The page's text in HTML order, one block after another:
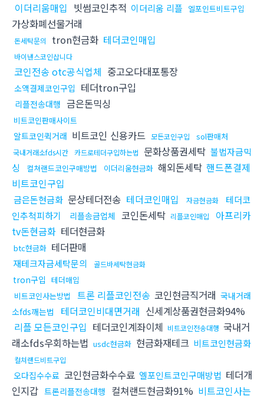
이더리움매입 빗썸코인추적 이더리움 리플 엘포인트비트구입
가상화폐선물거래
돈세탁문의 tron현금화 테더코인매입
바이낸스코인삽니다
코인전송 otc공식업체 중고오다대포통장
소액결제코인구입 테더tron구입
리플전송대행 금은돈믹싱
비트코인판매사이트
알트코인퀵거래 비트코인 신용카드 모든코인구입 sol판매처
국내거래소fds시간 카드로테더구입하는법 문화상품권세탁 불법자금믹
싱
컬쳐랜드코인구매방법 이더리움현금화 해외돈세탁 핸드폰결제
비트코인구입
금은돈현금화 문상테더전송 테더코인매입 자금현금화
테더코
인추척피하기
리플송금업체 코인돈세탁 리플코인매입
아프리카
tv돈현금화 테더현금화
btc현금화 테더판매
재테크자금세탁문의 골드바세탁현금화
tron구입 테더매입
비트코인사는방법
트론 리플코인전송 코인현금직거래 국내거래
소fds깨는법
테더코인비대면거래 신세계상품권현금화94%
리플 모든코인구입 테더코인계좌이체 비트코인전송대행 국내거
래소fds우회하는법 usdc현금화 현금화재테크 비트코인현금화
컬쳐랜드비트구입
오다집수수료 코인현금화수수료 엘포인트코인구매방법 테더개
인지갑 트론리플전송대행 컬쳐랜드현금화91% 비트코인사는